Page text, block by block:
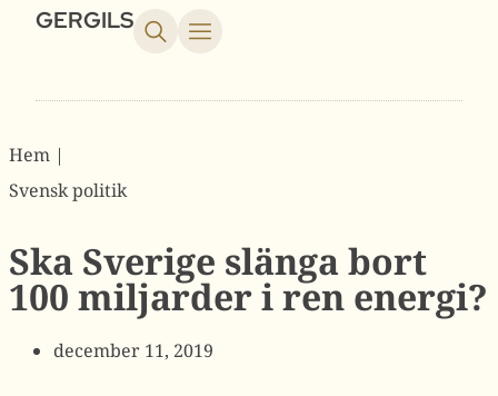
GERGILS
Hem |
Svensk politik
Ska Sverige slänga bort
100 miljarder i ren energi?
december 11, 2019